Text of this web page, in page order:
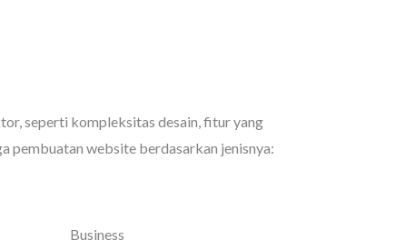
seperti kompleksitas desain, fitur yang
pembuatan website berdasarkan jenisnya:
Business